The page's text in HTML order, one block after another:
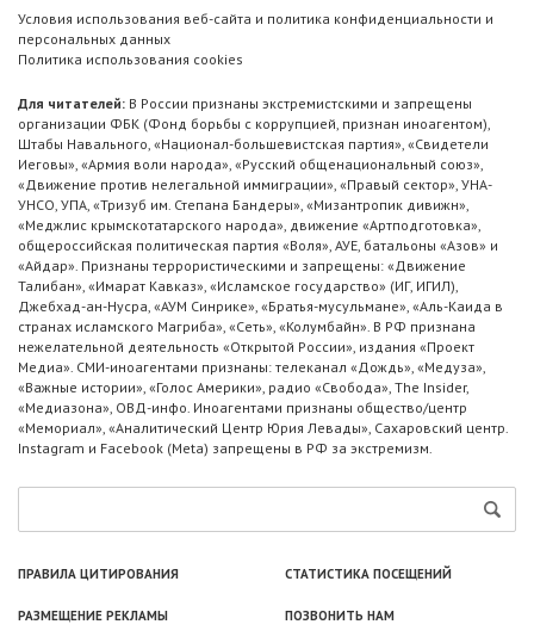
Условия использования веб-сайта и политика конфиденциальности и
персональных данных
Политика использования cookies
Для читателей: В России признаны экстремистскими и запрещены
организации ФБК (Фонд борьбы с коррупцией, признан иноагентом),
Штабы Навального, «Национал-большевистская партия», «Свидетели
Иеговы», «Армия воли народа», «Русский общенациональный союз»,
«Движение против нелегальной иммиграции», «Правый сектор», УНА-
УНСО, УПА, «Тризуб им. Степана Бандеры», «Мизантропик дивижн»,
«Меджлис крымскотатарского народа», движение «Артподготовка»,
общероссийская политическая партия «Воля», АУЕ, батальоны «Азов» и
«Айдар». Признаны террористическими и запрещены: «Движение
Талибан», «Имарат Кавказ», «Исламское государство» (ИГ, ИГИЛ),
Джебхад-ан-Нусра, «АУМ Синрике», «Братья-мусульмане», «Аль-Каида в
странах исламского Магриба», «Сеть», «Колумбайн». В РФ признана
нежелательной деятельность «Открытой России», издания «Проект
Медиа». СМИ-иноагентами признаны: телеканал «Дождь», «Медуза»,
«Важные истории», «Голос Америки», радио «Свобода», The Insider,
«Медиазона», ОВД-инфо. Иноагентами признаны общество/центр
«Мемориал», «Аналитический Центр Юрия Левады», Сахаровский центр.
Instagram и Facebook (Metа) запрещены в РФ за экстремизм.
ПРАВИЛА ЦИТИРОВАНИЯ СТАТИСТИКА ПОСЕЩЕНИЙ
РАЗМЕЩЕНИЕ РЕКЛАМЫ ПОЗВОНИТЬ НАМ